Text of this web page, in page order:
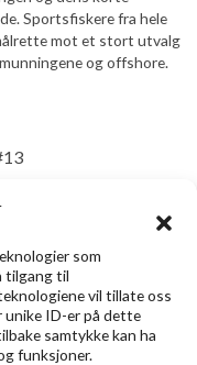
som
tilgang til
vil tillate oss
unike ID-er på dette
samtykke kan ha
funksjoner.
Sportsfiskere fra hele
mot et stort utvalg
og offshore.
Utsolgt